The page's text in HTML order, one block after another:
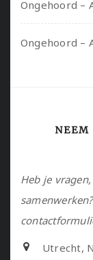
Heb je
Utrecht,